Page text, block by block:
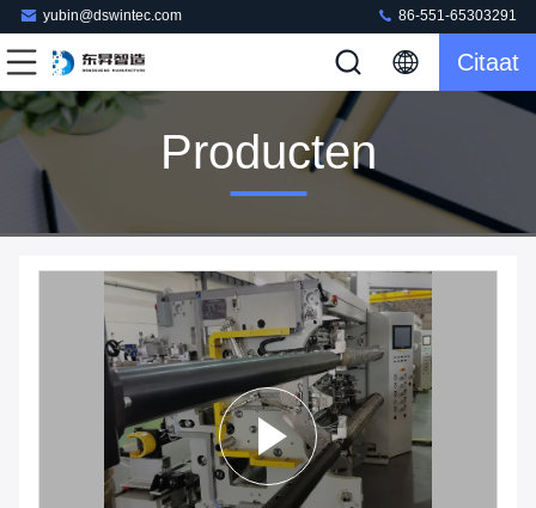
yubin@dswintec.com 86-551-65303291
Citaat
Producten